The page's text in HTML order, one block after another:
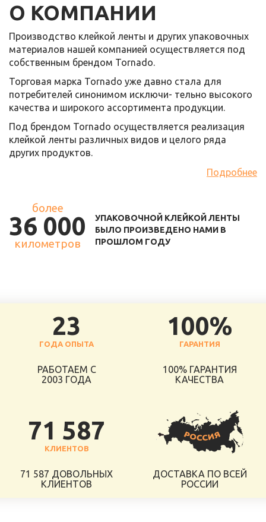
О КОМПАНИИ
Производство клейкой ленты и других упаковочных
материалов нашей компанией осуществляется под
собственным брендом Tornado.
Торговая марка Tornado уже давно стала для
потребителей синонимом исключи- тельно высокого
качества и широкого ассортимента продукции.
Под брендом Tornado осуществляется реализация
клейкой ленты различных видов и целого ряда
других продуктов.
Подробнее
более
36 000
километров
УПАКОВОЧНОЙ КЛЕЙКОЙ ЛЕНТЫ
БЫЛО ПРОИЗВЕДЕНО НАМИ В
ПРОШЛОМ ГОДУ
23
ГОДА ОПЫТА
РАБОТАЕМ С
2003 ГОДА
100%
ГАРАНТИЯ
100% ГАРАНТИЯ
КАЧЕСТВА
71 587
КЛИЕНТОВ
71 587 ДОВОЛЬНЫХ
КЛИЕНТОВ
ДОСТАВКА ПО ВСЕЙ
РОССИИ